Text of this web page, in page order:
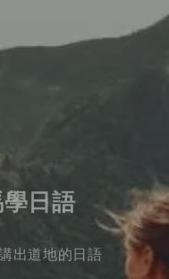
日語
出道地的日語